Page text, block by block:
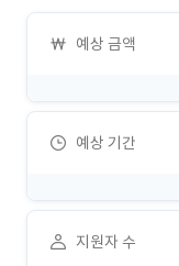
예상 금액
예상 기간
지원자 수